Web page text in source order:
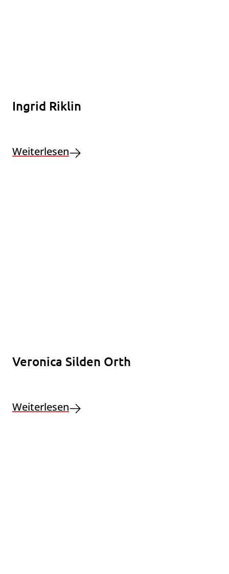
Ingrid Riklin
Weiterlesen
Veronica Silden Orth
Weiterlesen